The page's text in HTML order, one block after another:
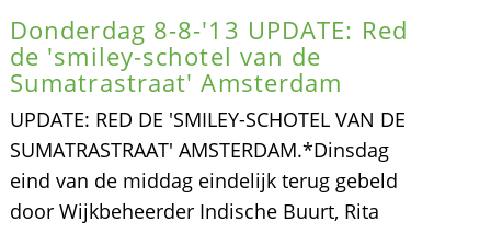
Donderdag 8-8-'13 UPDATE: Red
de 'smiley-schotel van de
Sumatrastraat' Amsterdam
UPDATE: RED DE 'SMILEY-SCHOTEL VAN DE
SUMATRASTRAAT' AMSTERDAM.*Dinsdag
eind van de middag eindelijk terug gebeld
door Wijkbeheerder Indische Buurt, Rita